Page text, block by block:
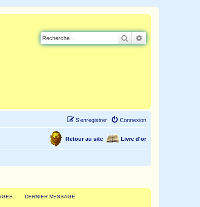
Rechercher
Connexion
S’enregistrer
Livre d'or
Retour au site
DERNIER MESSAGE